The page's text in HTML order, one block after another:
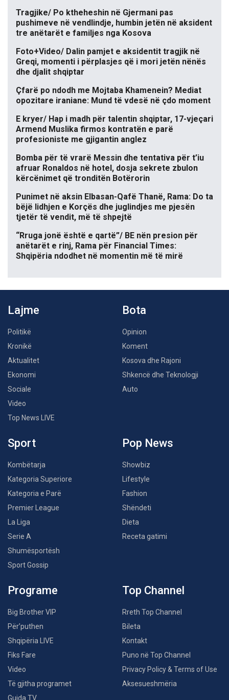
Tragjike/ Po ktheheshin në Gjermani pas
pushimeve në vendlindje, humbin jetën në aksident
tre anëtarët e familjes nga Kosova
Foto+Video/ Dalin pamjet e aksidentit tragjik në
Greqi, momenti i përplasjes që i mori jetën nënës
dhe djalit shqiptar
Çfarë po ndodh me Mojtaba Khamenein? Mediat
opozitare iraniane: Mund të vdesë në çdo moment
E kryer/ Hap i madh për talentin shqiptar, 17-vjeçari
Armend Muslika firmos kontratën e parë
profesioniste me gjigantin anglez
Bomba për të vrarë Messin dhe tentativa për t’iu
afruar Ronaldos në hotel, dosja sekrete zbulon
kërcënimet që tronditën Botërorin
Punimet në aksin Elbasan-Qafë Thanë, Rama: Do ta
bëjë lidhjen e Korçës dhe juglindjes me pjesën
tjetër të vendit, më të shpejtë
“Rruga jonë është e qartë”/ BE nën presion për
anëtarët e rinj, Rama për Financial Times:
Shqipëria ndodhet në momentin më të mirë
Lajme
Politikë
Kronikë
Aktualitet
Ekonomi
Sociale
Video
Top News LIVE
Bota
Opinion
Koment
Kosova dhe Rajoni
Shkencë dhe Teknologji
Auto
Sport
Kombëtarja
Kategoria Superiore
Kategoria e Parë
Premier League
La Liga
Serie A
Shumësportësh
Sport Gossip
Pop News
Showbiz
Lifestyle
Fashion
Shëndeti
Dieta
Receta gatimi
Programe
Big Brother VIP
Për’puthen
Shqipëria LIVE
Fiks Fare
Video
Të gjitha programet
Guida TV
Top Channel
Rreth Top Channel
Bileta
Kontakt
Puno në Top Channel
Privacy Policy & Terms of Use
Aksesueshmëria